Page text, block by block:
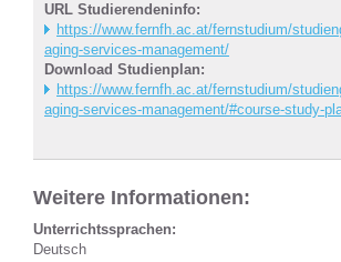
URL Studierendeninfo:
https://www.fernfh.ac.at/fernstudium/
aging-services-management/
Download Studienplan:
https://www.fernfh.ac.at/fernstudium/
aging-services-management/#course-study-
Weitere Informationen:
Unterrichtssprachen:
Deutsch